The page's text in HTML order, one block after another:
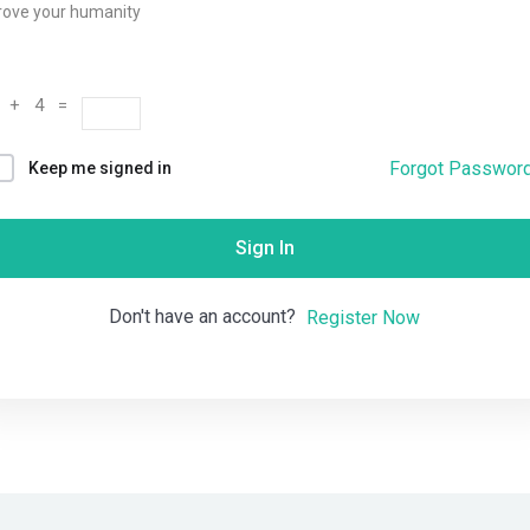
your humanity
+ 4 =
Keep me signed in Forgot
Sign In
Don't have an account? Register Now